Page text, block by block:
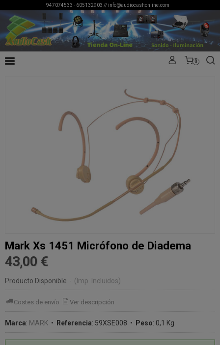
947074533 - 605132903 // info@audiocashonline.com
0
Mark Xs 1451 Micrófono de Diadema
43,00 €
Producto Disponible - (Imp. Incluidos)
Costes de envío Ver descripción
Marca: MARK • Referencia: 59XSE008 • Peso: 0,1 Kg